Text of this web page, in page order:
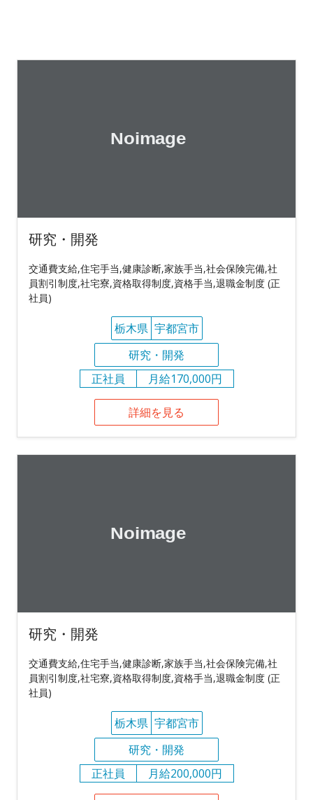
研究・開発
交通費支給,住宅手当,健康診断,家族手当,社会保険完備,社
員割引制度,社宅寮,資格取得制度,資格手当,退職金制度 (正
社員)
栃木県 宇都宮市
研究・開発
正社員
月給170,000円
詳細を見る
研究・開発
交通費支給,住宅手当,健康診断,家族手当,社会保険完備,社
員割引制度,社宅寮,資格取得制度,資格手当,退職金制度 (正
社員)
栃木県 宇都宮市
研究・開発
正社員
月給200,000円